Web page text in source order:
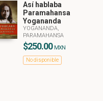
Así hablaba
Paramahansa
Yogananda
YOGANANDA,
PARAMAHANSA
$250.00 MXN
No disponible